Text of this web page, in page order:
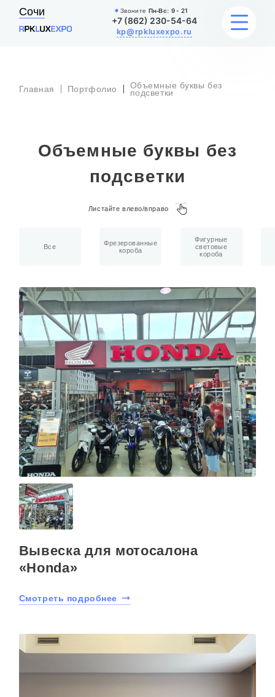
Сочи Звоните Пн-Вс: 9 - 21
+7 (862) 230-54-64
kp@rpkluxexpo.ru
УСЛУГИ
АКЦИИ
О КОМПАНИИ
Главная Портфолио Объемные буквы без
подсветки
Объемные буквы без
подсветки
Листайте влево/вправо
Все
Фрезерованные
короба
Фигурные
световые
короба
Вывеска для мотосалона
«Honda»
Смотреть подробнее